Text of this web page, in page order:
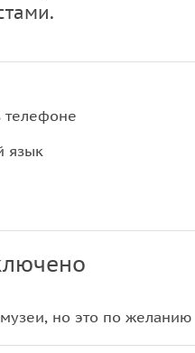
телефоне
язык
но это по желанию